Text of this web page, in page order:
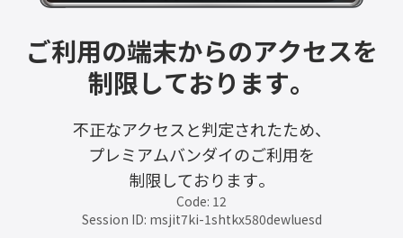
ご利用の端末からのアクセスを
制限しております。
不正なアクセスと判定されたため、
プレミアムバンダイのご利用を
制限しております。
Code: 12
Session ID: msjit7ki-1shtkx580dewluesd